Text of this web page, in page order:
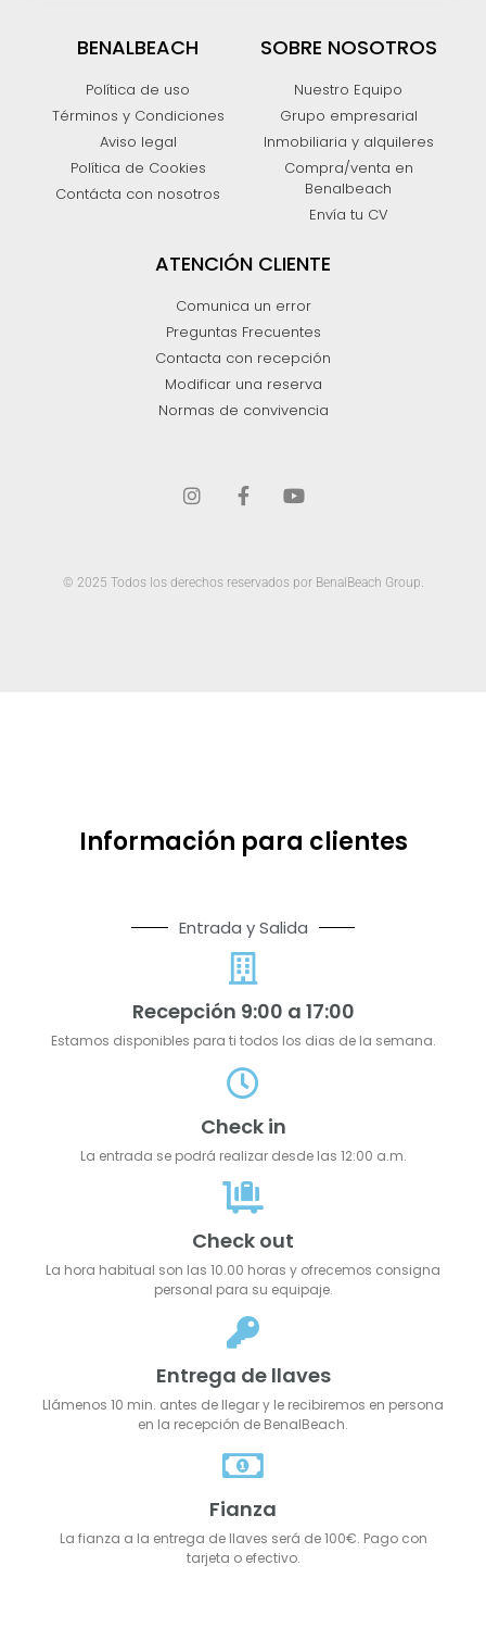
BENALBEACH
Política de uso
Términos y Condiciones
Aviso legal
Política de Cookies
Contácta con nosotros
SOBRE NOSOTROS
Nuestro Equipo
Grupo empresarial
Inmobiliaria y alquileres
Compra/venta en
Benalbeach
Envía tu CV
ATENCIÓN CLIENTE
Comunica un error
Preguntas Frecuentes
Contacta con recepción
Modificar una reserva
Normas de convivencia
© 2025 Todos los derechos reservados por BenalBeach Group.
Información para clientes
Entrada y Salida
Recepción 9:00 a 17:00
Estamos disponibles para ti todos los dias de la semana.
Check in
La entrada se podrá realizar desde las 12:00 a.m.
Check out
La hora habitual son las 10.00 horas y ofrecemos consigna
personal para su equipaje.
Entrega de llaves
Llámenos 10 min. antes de llegar y le recibiremos en persona
en la recepción de BenalBeach.
Fianza
La fianza a la entrega de llaves será de 100€. Pago con
tarjeta o efectivo.